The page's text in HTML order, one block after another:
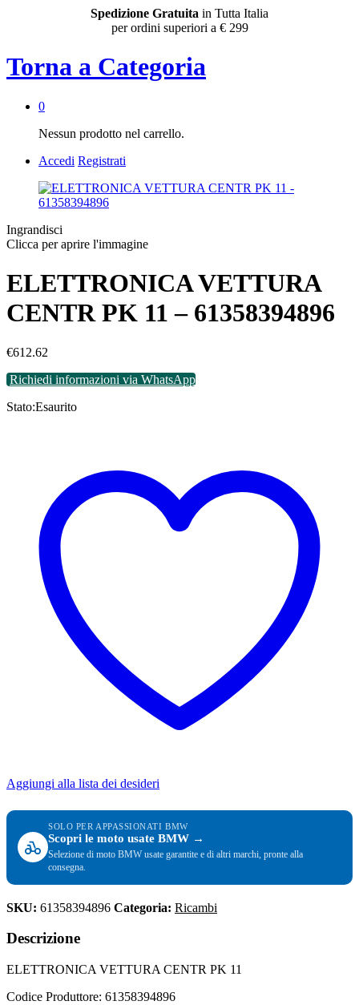
Spedizione Gratuita in Tutta Italia
per ordini superiori a € 299
Torna a Categoria
0
Nessun prodotto nel carrello.
Accedi Registrati
Ingrandisci
Clicca per aprire l'immagine
ELETTRONICA VETTURA
CENTR PK 11 – 61358394896
€612.62
Richiedi informazioni via WhatsApp
Stato:Esaurito
Aggiungi alla lista dei desideri
SOLO PER APPASSIONATI BMW
Scopri le moto usate BMW →
Selezione di moto BMW usate garantite e di altri marchi, pronte alla
consegna.
SKU: 61358394896 Categoria: Ricambi
Descrizione
ELETTRONICA VETTURA CENTR PK 11
Codice Produttore: 61358394896